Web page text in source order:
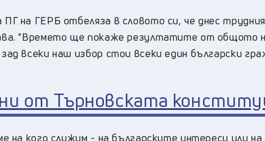
на ГЕРБ отбеляза в словото си, че днес
"Времето ще покаже резултатите от общото
всеки наш избор стои всеки един български
от Търновската
на кого служим - на българските интереси или на